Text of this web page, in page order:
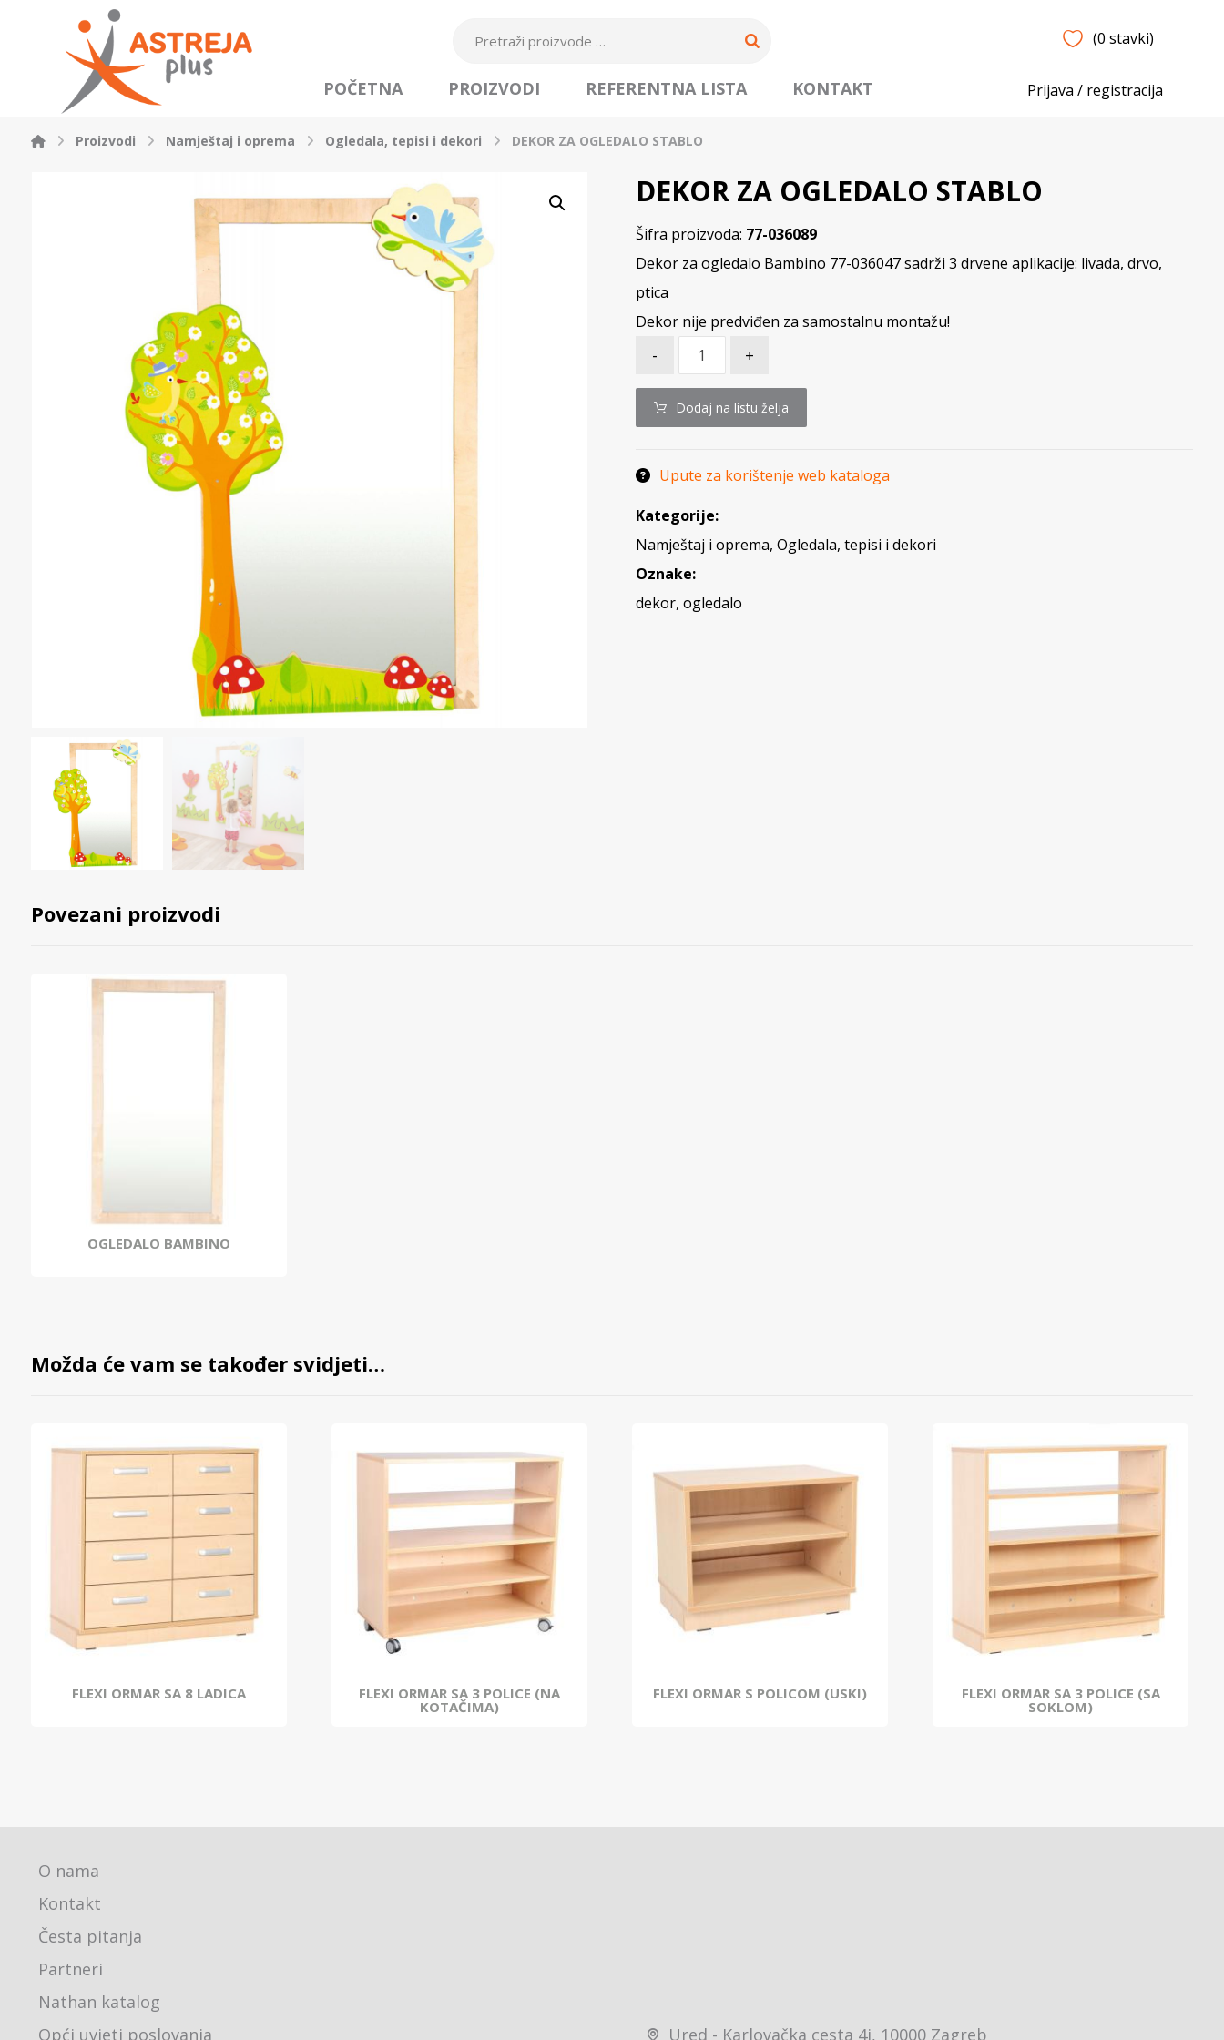
(0 stavki)
Prijava / registracija
POČETNA PROIZVODI REFERENTNA LISTA KONTAKT
Proizvodi Namještaj i oprema Ogledala, tepisi i dekori DEKOR ZA OGLEDALO STABLO
DEKOR ZA OGLEDALO STABLO
Šifra proizvoda: 77-036089
Dekor za ogledalo Bambino 77-036047 sadrži 3 drvene aplikacije: livada, drvo,
ptica
Dekor nije predviđen za samostalnu montažu!
- +
Dodaj na listu želja
Upute za korištenje web kataloga
Kategorije:
Namještaj i oprema, Ogledala, tepisi i dekori
Oznake:
dekor, ogledalo
Povezani proizvodi
OGLEDALO BAMBINO
Možda će vam se također svidjeti…
FLEXI ORMAR SA 8 LADICA FLEXI ORMAR SA 3 POLICE (NA
KOTAČIMA)
FLEXI ORMAR S POLICOM (USKI) FLEXI ORMAR SA 3 POLICE (SA
SOKLOM)
O nama
Kontakt
Česta pitanja
Partneri
Nathan katalog
Opći uvjeti poslovanja
Ured - Karlovačka cesta 4j, 10000 Zagreb